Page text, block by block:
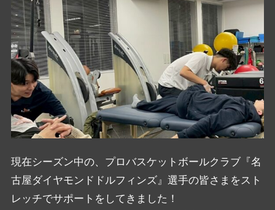
現在シーズン中の、プロバスケットボールクラブ『名
古屋ダイヤモンドドルフィンズ』 選手の皆さまをスト
レッチでサポートをしてきました！